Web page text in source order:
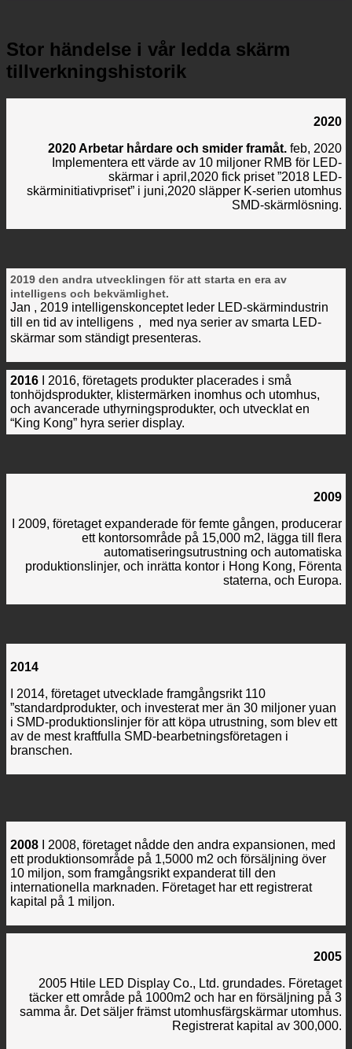
Stor händelse i vår ledda skärm
tillverkningshistorik
2020
2020 Arbetar hårdare och smider framåt. feb, 2020
Implementera ett värde av 10 miljoner RMB för LED-
skärmar i april,2020 fick priset ”2018 LED-
skärminitiativpriset” i juni,2020 släpper K-serien utomhus
SMD-skärmlösning.
2019 den andra utvecklingen för att starta en era av
intelligens och bekvämlighet.
Jan , 2019 intelligenskonceptet leder LED-skärmindustrin
till en tid av intelligens， med nya serier av smarta LED-
skärmar som ständigt presenteras.
2016 I 2016, företagets produkter placerades i små
tonhöjdsprodukter, klistermärken inomhus och utomhus,
och avancerade uthyrningsprodukter, och utvecklat en
“King Kong” hyra serier display.
2009
I 2009, företaget expanderade för femte gången, producerar
ett kontorsområde på 15,000 m2, lägga till flera
automatiseringsutrustning och automatiska
produktionslinjer, och inrätta kontor i Hong Kong, Förenta
staterna, och Europa.
2014
I 2014, företaget utvecklade framgångsrikt 110
”standardprodukter, och investerat mer än 30 miljoner yuan
i SMD-produktionslinjer för att köpa utrustning, som blev ett
av de mest kraftfulla SMD-bearbetningsföretagen i
branschen.
2008 I 2008, företaget nådde den andra expansionen, med
ett produktionsområde på 1,5000 m2 och försäljning över
10 miljon, som framgångsrikt expanderat till den
internationella marknaden. Företaget har ett registrerat
kapital på 1 miljon.
2005
2005 Htile LED Display Co., Ltd. grundades. Företaget
täcker ett område på 1000m2 och har en försäljning på 3
samma år. Det säljer främst utomhusfärgskärmar utomhus.
Registrerat kapital av 300,000.